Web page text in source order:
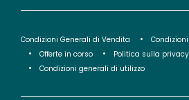
Condizioni Generali di Vendita
Offerte in corso
Politica sulla privacy
Condizioni generali di utilizzo